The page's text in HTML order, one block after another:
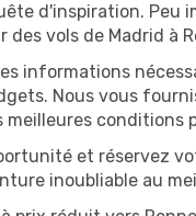
d'inspiration. Peu
vols de Madrid à
informations
Nous vous
meilleures conditions
et réservez
inoubliable au